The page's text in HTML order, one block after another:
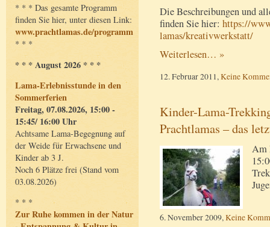
* * * Das gesamte Programm
finden Sie hier, unter diesen Link:
www.prachtlamas.de/programm
* * *
* * * August 2026 * * *
Lama-Erlebnisstunde in den
Sommerferien
Freitag, 07.08.2026, 15:00 -
15:45/ 16:00 Uhr
Achtsame Lama-Begegnung auf
der Weide für Erwachsene und
Kinder ab 3 J.
Noch 6 Plätze frei (Stand vom
03.08.2026)
* * *
Zur Ruhe kommen in der Natur
Die Beschreibungen und
finden Sie hier: https://
lamas/kreativwerkstatt/
Weiterlesen… »
12. Februar 2011, Keine
Kinder-Lama-
Prachtlamas – das
Am
6. November 2009,Keine